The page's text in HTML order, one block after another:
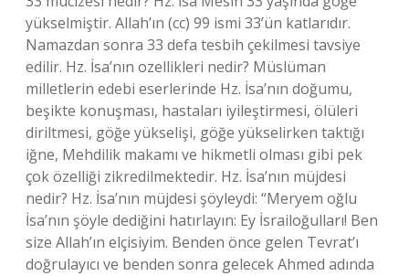
yükselmiştir. Allah’ın (cc) 99 ismi 33’ün katlarıdır.
Namazdan sonra 33 defa tesbih çekilmesi tavsiye
edilir. Hz. İsa’nın ozellikleri nedir? Müslüman
milletlerin edebi eserlerinde Hz. İsa’nın doğumu,
beşikte konuşması, hastaları iyileştirmesi, ölüleri
diriltmesi, göğe yükselişi, göğe yükselirken taktığı
iğne, Mehdilik makamı ve hikmetli olması gibi pek
çok özelliği zikredilmektedir. Hz. İsa’nın müjdesi
nedir? Hz. İsa’nın müjdesi şöyleydi: “Meryem oğlu
İsa’nın şöyle dediğini hatırlayın: Ey İsrailoğulları! Ben
size Allah’ın elçisiyim. Benden önce gelen Tevrat’ı
doğrulayıcı ve benden sonra gelecek Ahmed adında